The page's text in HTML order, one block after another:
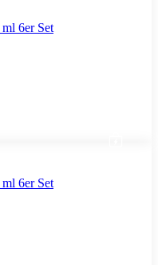
6er Set
6er Set